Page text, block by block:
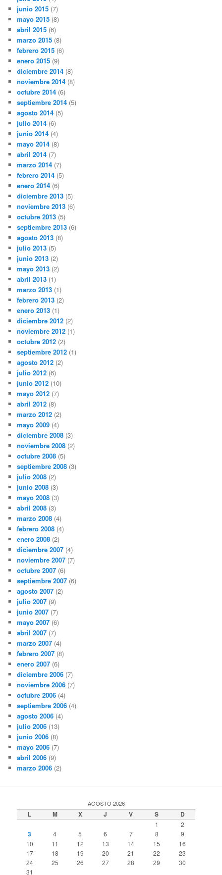
junio 2015 (7)
mayo 2015 (8)
abril 2015 (6)
marzo 2015 (8)
febrero 2015 (6)
enero 2015 (9)
diciembre 2014 (8)
noviembre 2014 (8)
octubre 2014 (6)
septiembre 2014 (5)
agosto 2014 (5)
julio 2014 (6)
junio 2014 (4)
mayo 2014 (8)
abril 2014 (7)
marzo 2014 (7)
febrero 2014 (5)
enero 2014 (6)
diciembre 2013 (5)
noviembre 2013 (6)
octubre 2013 (5)
septiembre 2013 (6)
agosto 2013 (8)
julio 2013 (5)
junio 2013 (2)
mayo 2013 (2)
abril 2013 (1)
marzo 2013 (1)
febrero 2013 (2)
enero 2013 (1)
diciembre 2012 (2)
noviembre 2012 (1)
octubre 2012 (2)
septiembre 2012 (1)
agosto 2012 (2)
julio 2012 (6)
junio 2012 (10)
mayo 2012 (7)
abril 2012 (8)
marzo 2012 (2)
mayo 2009 (4)
diciembre 2008 (3)
noviembre 2008 (2)
octubre 2008 (5)
septiembre 2008 (3)
julio 2008 (2)
junio 2008 (3)
mayo 2008 (3)
abril 2008 (3)
marzo 2008 (4)
febrero 2008 (4)
enero 2008 (2)
diciembre 2007 (4)
noviembre 2007 (7)
octubre 2007 (6)
septiembre 2007 (6)
agosto 2007 (2)
julio 2007 (9)
junio 2007 (7)
mayo 2007 (6)
abril 2007 (7)
marzo 2007 (4)
febrero 2007 (8)
enero 2007 (6)
diciembre 2006 (7)
noviembre 2006 (7)
octubre 2006 (4)
septiembre 2006 (4)
agosto 2006 (4)
julio 2006 (13)
junio 2006 (8)
mayo 2006 (7)
abril 2006 (9)
marzo 2006 (2)
AGOSTO 2026
L M X J V S D
1 2
3 4 5 6 7 8
9
10
11 12 13 14 15
16
17
18 19 20 21 22
23
24
25 26 27 28 29
30
31